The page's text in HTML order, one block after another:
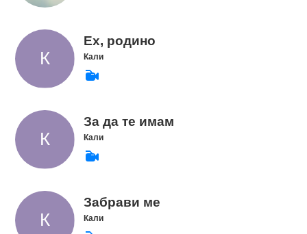
Ех, родино
Кали
За да те имам
Кали
Забрави ме
Кали